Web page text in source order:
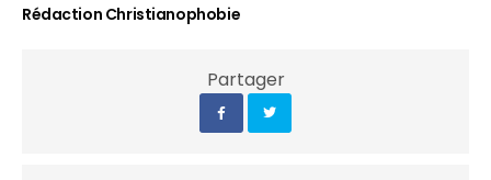
Rédaction Christianophobie
Partager